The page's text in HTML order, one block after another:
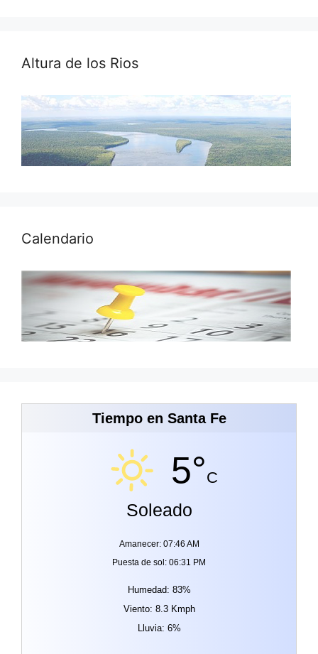
Altura de los Rios
Calendario
Tiempo en Santa Fe
5°C
Soleado
Amanecer: 07:46 AM
Puesta de sol: 06:31 PM
Humedad: 83%
Viento: 8.3 Kmph
Lluvia: 6%